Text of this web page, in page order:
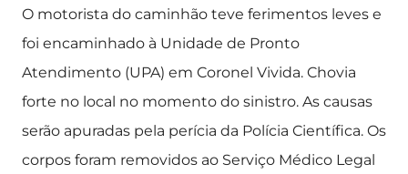
O motorista do caminhão teve ferimentos leves e
foi encaminhado à Unidade de Pronto
Atendimento (UPA) em Coronel Vivida. Chovia
forte no local no momento do sinistro. As causas
serão apuradas pela perícia da Polícia Científica. Os
corpos foram removidos ao Serviço Médico Legal